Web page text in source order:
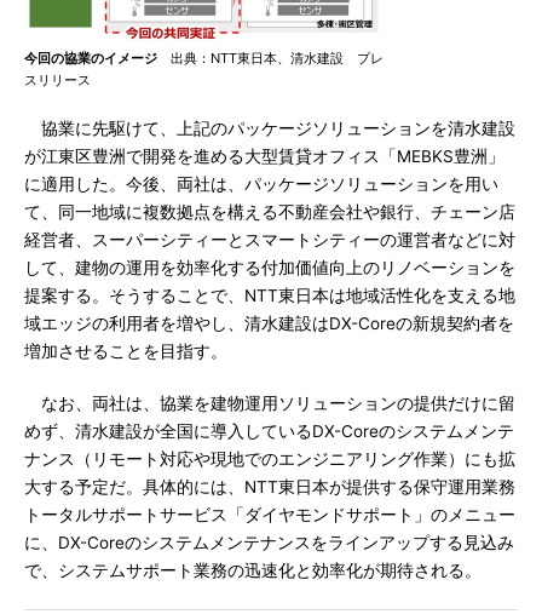
今回の協業のイメージ 出典：NTT東日本、清水建設 プレ
スリリース
協業に先駆けて、上記のパッケージソリューションを清水建設
が江東区豊洲で開発を進める大型賃貸オフィス「MEBKS豊洲」
に適用した。今後、両社は、パッケージソリューションを用い
て、同一地域に複数拠点を構える不動産会社や銀行、チェーン店
経営者、スーパーシティーとスマートシティーの運営者などに対
して、建物の運用を効率化する付加価値向上のリノベーションを
提案する。そうすることで、NTT東日本は地域活性化を支える地
域エッジの利用者を増やし、清水建設はDX-Coreの新規契約者を
増加させることを目指す。
なお、両社は、協業を建物運用ソリューションの提供だけに留
めず、清水建設が全国に導入しているDX-Coreのシステムメンテ
ナンス（リモート対応や現地でのエンジニアリング作業）にも拡
大する予定だ。具体的には、NTT東日本が提供する保守運用業務
トータルサポートサービス「ダイヤモンドサポート」のメニュー
に、DX-Coreのシステムメンテナンスをラインアップする見込み
で、システムサポート業務の迅速化と効率化が期待される。